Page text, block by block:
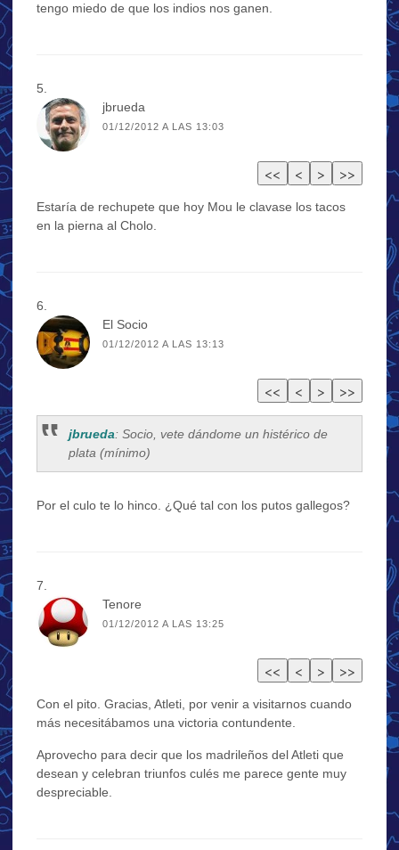
tengo miedo de que los indios nos ganen.
jbrueda
01/12/2012 A LAS 13:03
Estaría de rechupete que hoy Mou le clavase los tacos
en la pierna al Cholo.
El Socio
01/12/2012 A LAS 13:13
jbrueda: Socio, vete dándome un histérico de
plata (mínimo)
Por el culo te lo hinco. ¿Qué tal con los putos gallegos?
Tenore
01/12/2012 A LAS 13:25
Con el pito. Gracias, Atleti, por venir a visitarnos cuando
más necesitábamos una victoria contundente.
Aprovecho para decir que los madrileños del Atleti que
desean y celebran triunfos culés me parece gente muy
despreciable.